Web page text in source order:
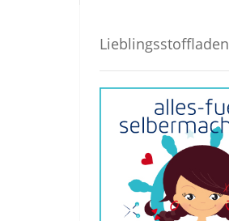
Lieblingsstoffladen